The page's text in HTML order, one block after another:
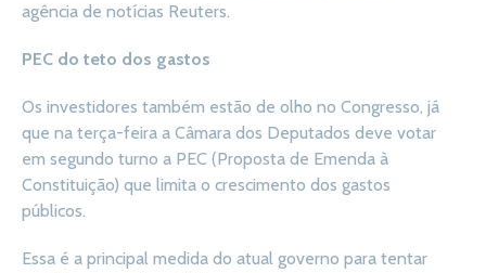
agência de notícias Reuters.
PEC do teto dos gastos
Os investidores também estão de olho no Congresso, já
que na terça-feira a Câmara dos Deputados deve votar
em segundo turno a PEC (Proposta de Emenda à
Constituição) que limita o crescimento dos gastos
públicos.
Essa é a principal medida do atual governo para tentar